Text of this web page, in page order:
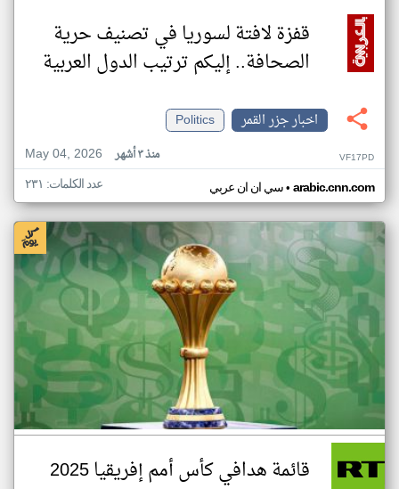
قفزة لافتة لسوريا في تصنيف حرية
الصحافة.. إليكم ترتيب الدول العربية
اخبار جزر القمر
Politics
May 04, 2026
منذ ٣ أشهر VF17PD
سي ان ان عربي• arabic.cnn.com عدد الكلمات: ٢٣١
قائمة هدافي كأس أمم إفريقيا 2025